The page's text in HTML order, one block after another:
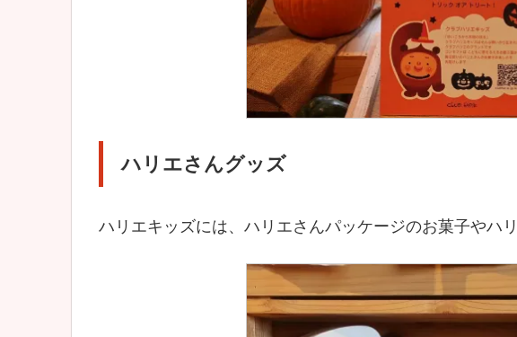
ハリエさんグッズ
ハリエキッズには、ハリエさんパッケージのお菓子やハ